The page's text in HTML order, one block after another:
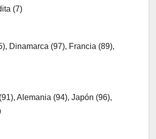
(7)
Dinamarca (97), Francia (89),
Alemania (94), Japón (96),